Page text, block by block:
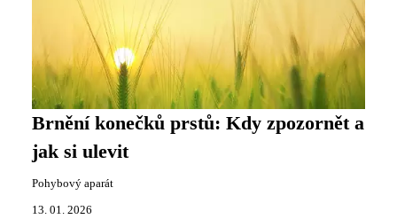
Brnění konečků prstů: Kdy zpozornět a
jak si ulevit
Pohybový aparát
13. 01. 2026